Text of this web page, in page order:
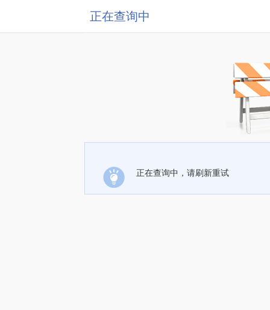
正在查询中
正在查询中，请刷新重试